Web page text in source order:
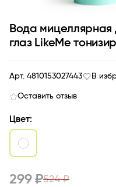
Вода мицеллярная
глаз LikeMe
Арт. 4810153027443 В
Оставить отзыв
Цвет:
299 ₽524 ₽